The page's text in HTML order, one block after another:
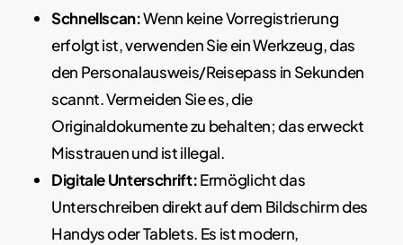
Schnellscan:Wenn keine Vorregistrierung
erfolgt ist, verwenden Sie ein Werkzeug, das
den Personalausweis/Reisepass in Sekunden
scannt. Vermeiden Sie es, die
Originaldokumente zu behalten; das erweckt
Misstrauen und ist illegal.
Digitale Unterschrift:Ermöglicht das
Unterschreiben direkt auf dem Bildschirm des
Handys oder Tablets. Es ist modern,